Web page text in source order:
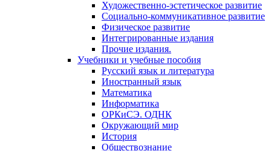
Художественно-эстетическое развитие
Социально-коммуникативное развитие
Физическое развитие
Интегрированные издания
Прочие издания.
Учебники и учебные пособия
Русский язык и литература
Иностранный язык
Математика
Информатика
ОРКиСЭ. ОДНК
Окружающий мир
История
Обществознание